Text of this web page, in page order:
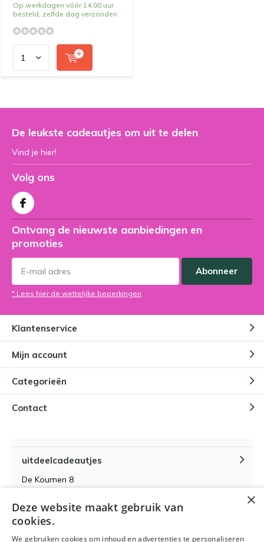
Op werkdagen vóór 14.00 uur
besteld, zelfde dag verzonden
De leukste cadeautjes om uit te delen
Vind je hier!
Volg ons
Ontvang de nieuwste aanbiedingen en
promoties
Abonneer
* Lees hier de wettelijke beperkingen
Klantenservice
Mijn account
Categorieën
Contact
uitdeelcadeautjes
De Koumen 8
KvK-nummer 14087571
BTW-nummer NL 815399145 B01
×
Deze website maakt gebruik van
cookies.
We gebruiken cookies om inhoud en advertenties te personaliseren